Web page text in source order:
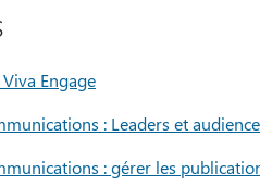
Engage
: Leaders et
: gérer les